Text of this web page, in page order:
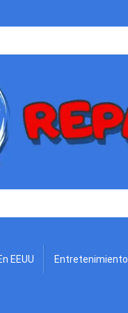
EEUU Entretenimiento